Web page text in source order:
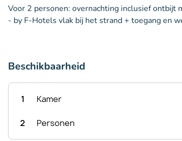
Voor 2 personen: overnachting inclusief
- by F-Hotels vlak bij het strand + toegang en
Beschikbaarheid
1 Kamer
2 Personen